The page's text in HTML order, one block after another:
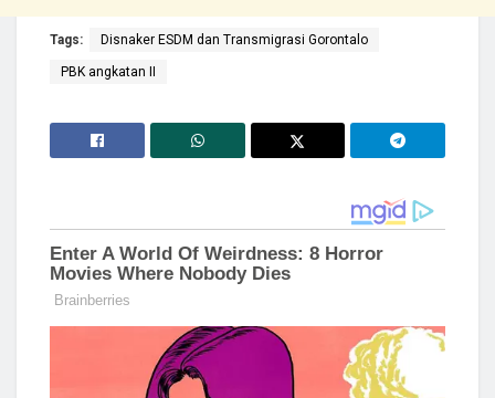
Tags: Disnaker ESDM dan Transmigrasi Gorontalo
PBK angkatan II